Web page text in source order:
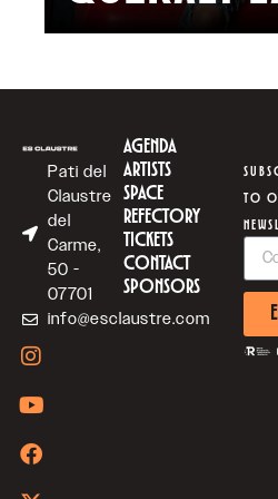
Pati del
Claustre
del
Carme,
50 -
07701
info@esclaustre.com
AGENDA
ARTISTS
SPACE
REFECTORY
TICKETS
CONTACT
SPONSORS
TO